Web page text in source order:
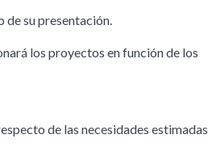
su presentación.
los proyectos en función de los
de las necesidades estimadas